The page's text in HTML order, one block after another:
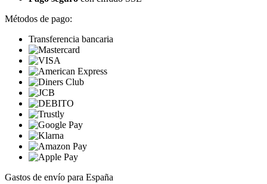
Métodos de pago:
Transferencia bancaria
Gastos de envío para España